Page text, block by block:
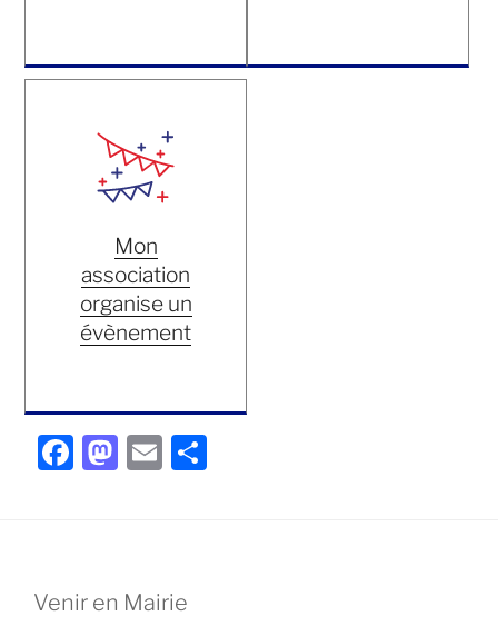
Mon
association
organise un
évènement
F
b
M
d
E
Venir en Mairie